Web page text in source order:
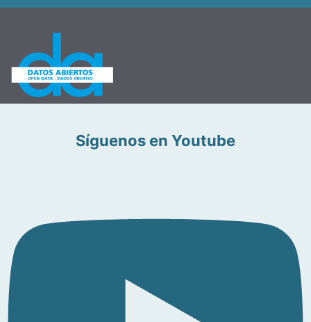
Síguenos en Youtube